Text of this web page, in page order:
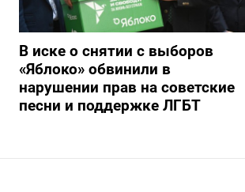
В иске о снятии с выборов
«Яблоко» обвинили в
нарушении прав на советские
песни и поддержке ЛГБТ